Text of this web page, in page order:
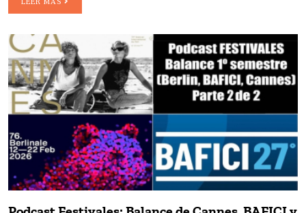
LEER MAS